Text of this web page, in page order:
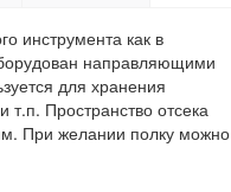
инструмента как в
направляющими
для хранения
т.п. Пространство отсека
При желании полку можно